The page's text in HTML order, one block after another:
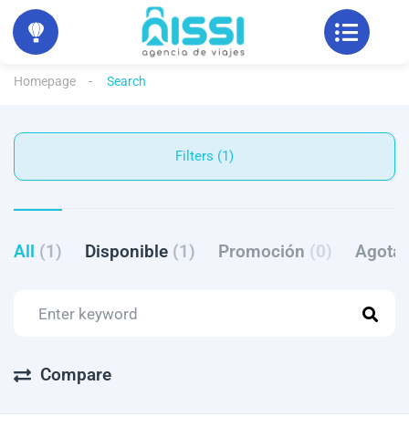
Homepage Search
Filters (1)
All (1) Disponible (1) Promoción (0)
Compare